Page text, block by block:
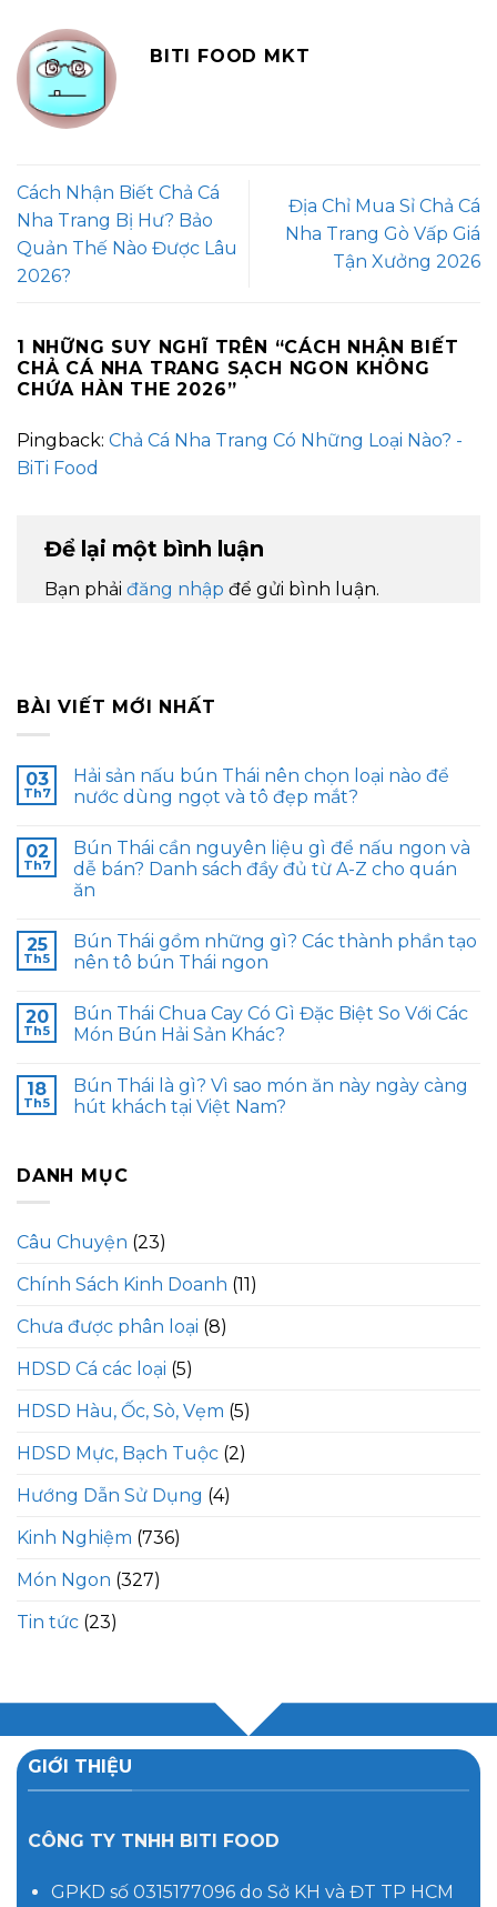
BITI FOOD MKT
Cách Nhận Biết Chả Cá
Nha Trang Bị Hư? Bảo
Quản Thế Nào Được Lâu
2026?
Địa Chỉ Mua Sỉ Chả Cá
Nha Trang Gò Vấp Giá
Tận Xưởng 2026
1 NHỮNG SUY NGHĨ TRÊN “CÁCH NHẬN BIẾT
CHẢ CÁ NHA TRANG SẠCH NGON KHÔNG
CHỨA HÀN THE 2026”
Pingback: Chả Cá Nha Trang Có Những Loại Nào? -
BiTi Food
Để lại một bình luận
Bạn phải đăng nhập để gửi bình luận.
BÀI VIẾT MỚI NHẤT
03
Th7
Hải sản nấu bún Thái nên chọn loại nào để
nước dùng ngọt và tô đẹp mắt?
02
Th7
Bún Thái cần nguyên liệu gì để nấu ngon và
dễ bán? Danh sách đầy đủ từ A-Z cho quán
ăn
25
Th5
Bún Thái gồm những gì? Các thành phần tạo
nên tô bún Thái ngon
20
Th5
Bún Thái Chua Cay Có Gì Đặc Biệt So Với Các
Món Bún Hải Sản Khác?
18
Th5
Bún Thái là gì? Vì sao món ăn này ngày càng
hút khách tại Việt Nam?
DANH MỤC
Câu Chuyện (23)
Chính Sách Kinh Doanh (11)
Chưa được phân loại (8)
HDSD Cá các loại (5)
HDSD Hàu, Ốc, Sò, Vẹm (5)
HDSD Mực, Bạch Tuộc (2)
Hướng Dẫn Sử Dụng (4)
Kinh Nghiệm (736)
Món Ngon (327)
Tin tức (23)
GIỚI THIỆU
CÔNG TY TNHH BITI FOOD
GPKD số 0315177096 do Sở KH và ĐT TP HCM